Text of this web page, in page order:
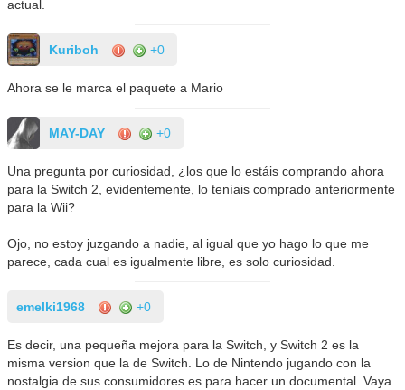
actual.
Kuriboh +0
Ahora se le marca el paquete a Mario
MAY-DAY +0
Una pregunta por curiosidad, ¿los que lo estáis comprando ahora
para la Switch 2, evidentemente, lo teníais comprado anteriormente
para la Wii?
Ojo, no estoy juzgando a nadie, al igual que yo hago lo que me
parece, cada cual es igualmente libre, es solo curiosidad.
emelki1968 +0
Es decir, una pequeña mejora para la Switch, y Switch 2 es la
misma version que la de Switch. Lo de Nintendo jugando con la
nostalgia de sus consumidores es para hacer un documental. Vaya